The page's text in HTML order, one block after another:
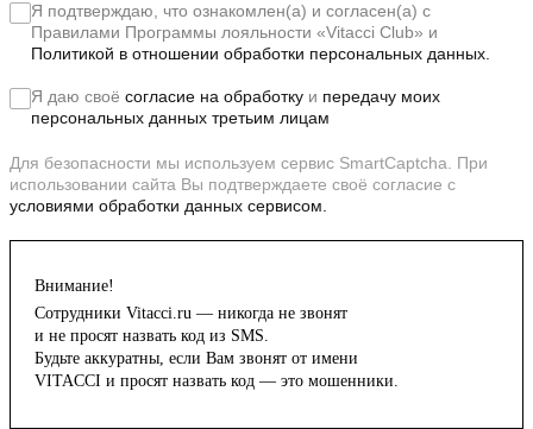
Я подтверждаю, что ознакомлен(а) и согласен(а) с
Правилами Программы лояльности «Vitacci Club» и
Политикой в отношении обработки персональных данных.
Я даю своё согласие на обработку и передачу моих
персональных данных третьим лицам
Для безопасности мы используем сервис SmartCaptcha. При
использовании сайта Вы подтверждаете своё согласие с
условиями обработки данных сервисом.
Внимание!
Сотрудники Vitacci.ru — никогда не звонят
и не просят назвать код из SMS.
Будьте аккуратны, если Вам звонят от имени
VITACCI и просят назвать код — это мошенники.